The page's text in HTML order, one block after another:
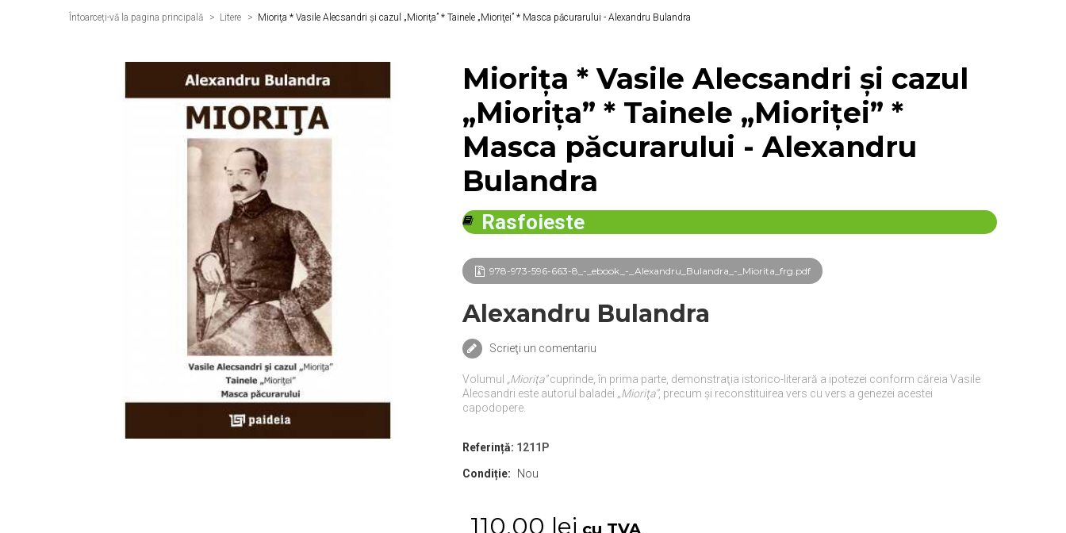
Întoarceți-vă la pagina principală Litere > Mioriţa * Vasile Alecsandri şi cazul „Mioriţa” * Tainele „Mioriţei” * Masca păcurarului - Alexandru Bulandra
Mărește
Mioriţa * Vasile Alecsandri şi cazul
„Mioriţa” * Tainele „Mioriţei” *
Masca păcurarului - Alexandru
Bulandra
Rasfoieste
978-973-596-663-8_-_ebook_-_Alexandru_Bulandra_-_Miorita_frg.pdf
Alexandru Bulandra
Scrieţi un comentariu
Volumul „Mioriţa”cuprinde, în prima parte, demonstraţia istorico-literară a ipotezei conform căreia Vasile
Alecsandri este autorul baladei „Mioriţa”, precum şi reconstituirea vers cu vers a genezei acestei
capodopere.
Referință: 1211P
Condiție: Nou
110,00 lei cu TVA